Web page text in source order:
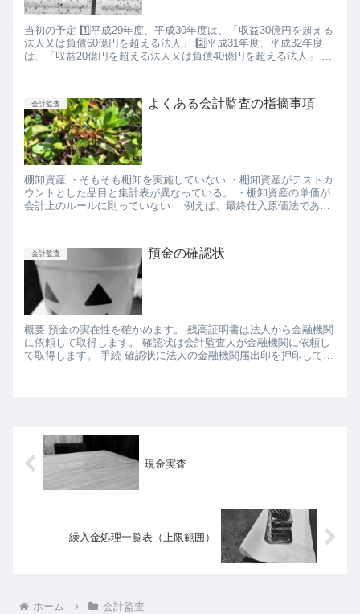
当初の予定 1️⃣平成29年度、平成30年度は、「収益30億円を超える
法人又は負債60億円を超える法人」 2️⃣平成31年度、平成32年度
は、「収益20億円を超える法人又は負債40億円を超える法人」 1️⃣
会計監査 よくある会計監査の指摘事項
棚卸資産 ・そもそも棚卸を実施していない ・棚卸資産がテストカ
ウントとした品目と集計表が異なっている。 ・棚卸資産の単価が
会計上のルールに則っていない 例えば、最終仕入原価法である
会計監査 預金の確認状
概要 預金の実在性を確かめます。 残高証明書は法人から金融機関
に依頼して取得します。 確認状は会計監査人が金融機関に依頼し
て取得します。 手続 確認状に法人の金融機関届出印を押印しても
現金実査
繰入金処理一覧表（上限範囲）
ホーム 会計監査